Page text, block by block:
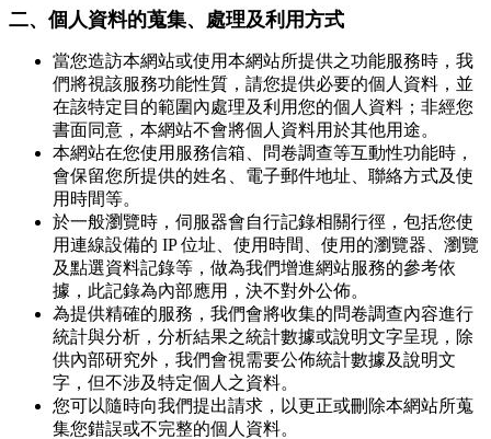
二、個人資料的蒐集、處理及利用方式
當您造訪本網站或使用本網站所提供之功能服務時，我
們將視該服務功能性質，請您提供必要的個人資料，並
在該特定目的範圍內處理及利用您的個人資料；非經您
書面同意，本網站不會將個人資料用於其他用途。
本網站在您使用服務信箱、問卷調查等互動性功能時，
會保留您所提供的姓名、電子郵件地址、聯絡方式及使
用時間等。
於一般瀏覽時，伺服器會自行記錄相關行徑，包括您使
用連線設備的 IP 位址、使用時間、使用的瀏覽器、瀏覽
及點選資料記錄等，做為我們增進網站服務的參考依
據，此記錄為內部應用，決不對外公佈。
為提供精確的服務，我們會將收集的問卷調查內容進行
統計與分析，分析結果之統計數據或說明文字呈現，除
供內部研究外，我們會視需要公佈統計數據及說明文
字，但不涉及特定個人之資料。
您可以隨時向我們提出請求，以更正或刪除本網站所蒐
集您錯誤或不完整的個人資料。